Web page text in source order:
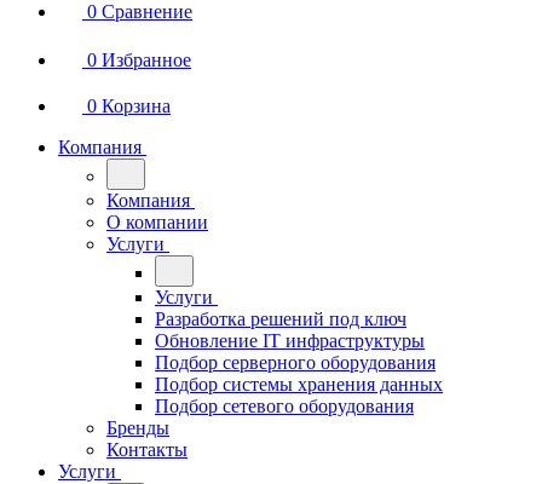
0 Сравнение
0 Избранное
0 Корзина
Компания
Компания
О компании
Услуги
Услуги
Разработка решений под ключ
Обновление IT инфраструктуры
Подбор серверного оборудования
Подбор системы хранения данных
Подбор сетевого оборудования
Бренды
Контакты
Услуги